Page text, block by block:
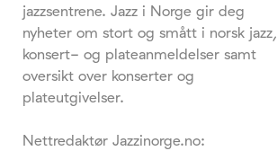
jazzsentrene. Jazz i Norge gir deg
nyheter om stort og smått i norsk jazz,
konsert- og plateanmeldelser samt
oversikt over konserter og
plateutgivelser.
Nettredaktør Jazzinorge.no: